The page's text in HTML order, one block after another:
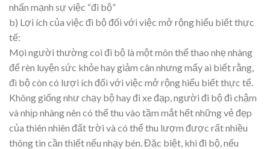
nhấn mạnh sự việc “đi bộ”
b) Lợi ích của việc đi bộ đối với việc mở rộng hiểu biết thực
tế:
Mọi người thường coi đi bộ là một môn thể thao nhẹ nhàng
để rèn luyện sức khỏe hay giảm cân nhưng mấy ai biết rằng,
đi bộ còn có lượi ích đối với việc mở rộng hiểu biết thực tế.
Không giống như chạy bộ hay đi xe đạp, người đi bộ đi chậm
và nhịp nhàng nên có thể thu vào tầm mắt hết những vẻ đẹp
của thiên nhiên đất trời và có thể thu lượm được rất nhiều
thông tin cần thiết nếu nhạy bén. Đặc biệt, khi đi bộ, nếu